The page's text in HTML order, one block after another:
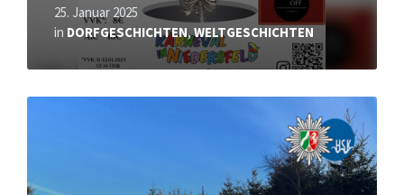
25. Januar 2025
in DORFGESCHICHTEN,WELTGESCHICHTEN
Mehr